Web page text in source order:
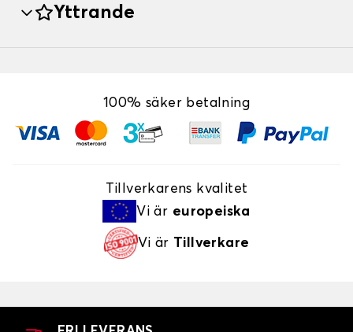
Yttrande
100% säker betalning
Tillverkarens kvalitet
Vi är europeiska
Vi är Tillverkare